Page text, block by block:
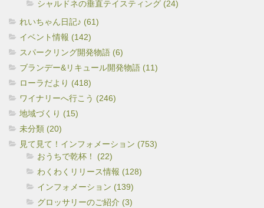
シャルドネの垂直テイスティング (24)
れいちゃん日記♪ (61)
イベント情報 (142)
スパークリング開発物語 (6)
ブランデー&リキュール開発物語 (11)
ローラだより (418)
ワイナリーへ行こう (246)
地域づくり (15)
未分類 (20)
見て見て！インフォメーション (753)
おうちで乾杯！ (22)
わくわくリリース情報 (128)
インフォメーション (139)
グロッサリーのご紹介 (3)